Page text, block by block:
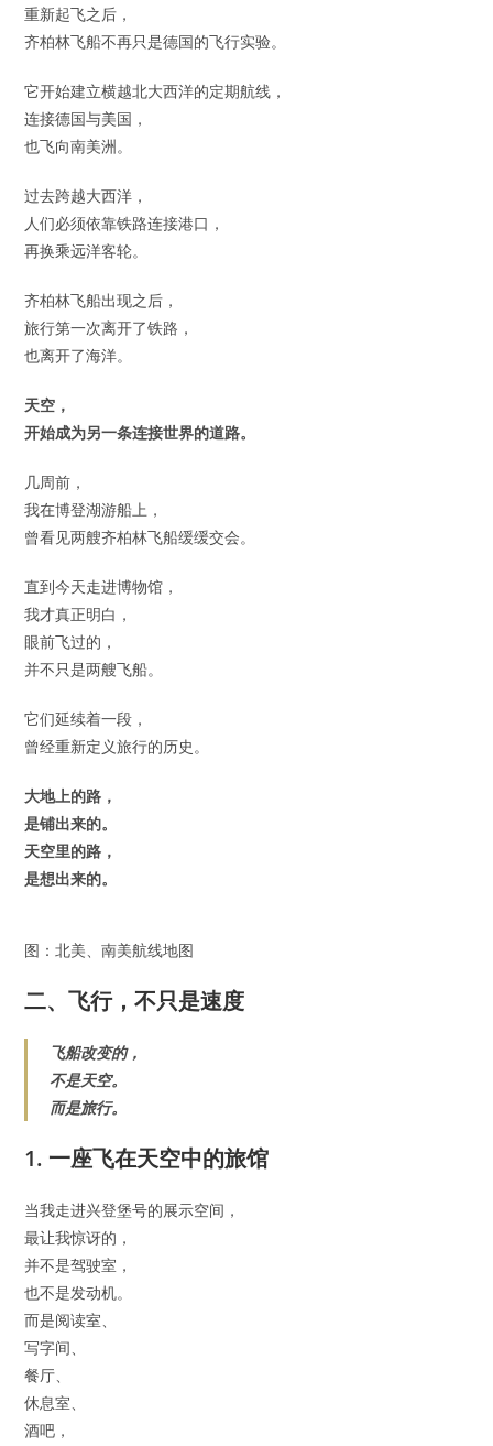
重新起飞之后，
齐柏林飞船不再只是德国的飞行实验。
它开始建立横越北大西洋的定期航线，
连接德国与美国，
也飞向南美洲。
过去跨越大西洋，
人们必须依靠铁路连接港口，
再换乘远洋客轮。
齐柏林飞船出现之后，
旅行第一次离开了铁路，
也离开了海洋。
天空，
开始成为另一条连接世界的道路。
几周前，
我在博登湖游船上，
曾看见两艘齐柏林飞船缓缓交会。
直到今天走进博物馆，
我才真正明白，
眼前飞过的，
并不只是两艘飞船。
它们延续着一段，
曾经重新定义旅行的历史。
大地上的路，
是铺出来的。
天空里的路，
是想出来的。
图：北美、南美航线地图
二、飞行，不只是速度
飞船改变的，
不是天空。
而是旅行。
1. 一座飞在天空中的旅馆
当我走进兴登堡号的展示空间，
最让我惊讶的，
并不是驾驶室，
也不是发动机。
而是阅读室、
写字间、
餐厅、
休息室、
酒吧，